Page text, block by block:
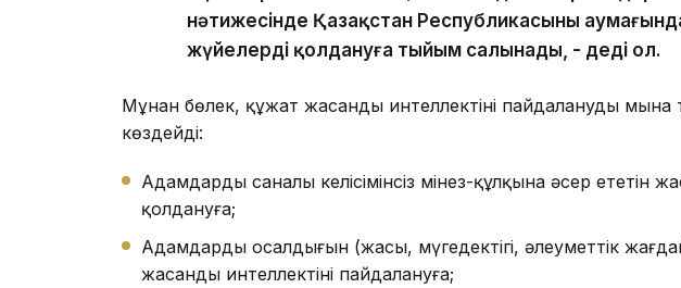
нәтижесінде Қазақстан Республикасының
жүйелерді қолдануға тыйым салынады, - деді ол.
Мұнан бөлек, құжат жасанды интеллектіні пайдаланудың
көздейді:
Адамдардың саналы келісімінсіз мінез-құлқына әсер ететін
қолдануға;
Адамдардың осалдығын (жасы, мүгедектігі, әлеуметтік
жасанды интеллектіні пайдалануға;